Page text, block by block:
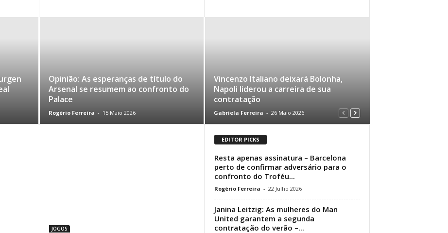
Opinião: As esperanças de título do
Arsenal se resumem ao confronto do
Palace
Rogério Ferreira - 15 Maio 2026
Vincenzo Italiano deixará Bolonha,
Napoli liderou a carreira de sua
contratação
Gabriela Ferreira - 26 Maio 2026
JOGOS
EDITOR PICKS
Resta apenas assinatura – Barcelona
perto de confirmar adversário para o
confronto do Troféu...
Rogério Ferreira - 22 Julho 2026
Janina Leitzig: As mulheres do Man
United garantem a segunda
contratação do verão –...